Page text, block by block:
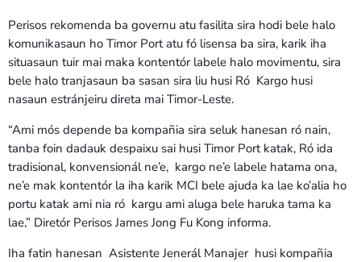
Perisos rekomenda ba governu atu fasilita sira hodi bele halo
komunikasaun ho Timor Port atu fó lisensa ba sira, karik iha
situasaun tuir mai maka kontentór labele halo movimentu, sira
bele halo tranjasaun ba sasan sira liu husi Ró Kargo husi
nasaun estránjeiru direta mai Timor-Leste.
“Ami mós depende ba kompañia sira seluk hanesan ró nain,
tanba foin dadauk despaixu sai husi Timor Port katak, Ró ida
tradisional, konvensionál ne’e, kargo ne’e labele hatama ona,
ne’e mak kontentór la iha karik MCI bele ajuda ka lae ko’alia ho
portu katak ami nia ró kargu ami aluga bele haruka tama ka
lae,” Diretór Perisos James Jong Fu Kong informa.
Iha fatin hanesan Asistente Jenerál Manajer husi kompañia